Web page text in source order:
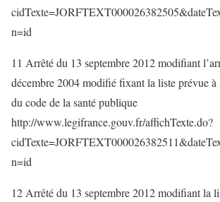
n=id
11 Arrêté du 13 septembre 2012 modifiant
décembre 2004 modifié fixant la liste prévue
du code de la santé publique
http://www.legifrance.gouv.fr/affichTexte.do?
n=id
12 Arrêté du 13 septembre 2012 modifiant la